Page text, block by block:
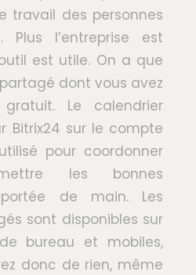
travail des personnes
l’entreprise est
est utile. On a que
partagé dont vous avez
Le calendrier
Bitrix24 sur le compte
pour coordonner
les bonnes
de main. Les
sont disponibles sur
bureau et mobiles,
donc de rien, même